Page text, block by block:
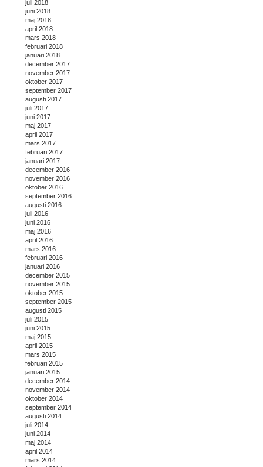
juli 2018
juni 2018
maj 2018
april 2018
mars 2018
februari 2018
januari 2018
december 2017
november 2017
oktober 2017
september 2017
augusti 2017
juli 2017
juni 2017
maj 2017
april 2017
mars 2017
februari 2017
januari 2017
december 2016
november 2016
oktober 2016
september 2016
augusti 2016
juli 2016
juni 2016
maj 2016
april 2016
mars 2016
februari 2016
januari 2016
december 2015
november 2015
oktober 2015
september 2015
augusti 2015
juli 2015
juni 2015
maj 2015
april 2015
mars 2015
februari 2015
januari 2015
december 2014
november 2014
oktober 2014
september 2014
augusti 2014
juli 2014
juni 2014
maj 2014
april 2014
mars 2014